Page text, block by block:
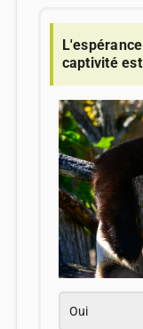
captivité
Oui